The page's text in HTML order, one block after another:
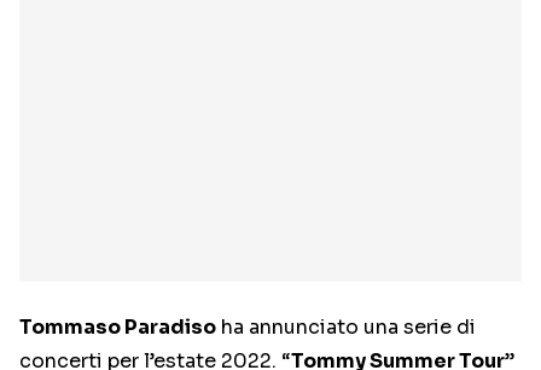
Tommaso Paradiso ha annunciato una serie di
concerti per l’estate 2022. “Tommy Summer Tour”